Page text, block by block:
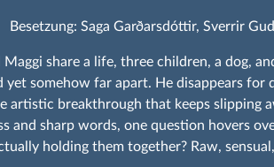
Besetzung: Saga Garðarsdóttir, Sverrir
Maggi share a life, three children, a dog,
yet somehow far apart. He disappears for
artistic breakthrough that keeps slipping
and sharp words, one question hovers
holding them together? Raw,